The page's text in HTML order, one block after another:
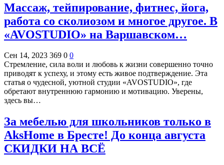
Массаж, тейпирование, фитнес, йога,
работа со сколиозом и многое другое. В
«AVOSTUDIO» на Варшавском…
Сен 14, 2023 369 0 0
Стремление, сила воли и любовь к жизни совершенно точно
приводят к успеху, и этому есть живое подтверждение. Эта
статья о чудесной, уютной студии «AVOSTUDIO», где
обретают внутреннюю гармонию и мотивацию. Уверены,
здесь вы…
За мебелью для школьников только в
AksHome в Бресте! До конца августа
СКИДКИ НА ВСЁ